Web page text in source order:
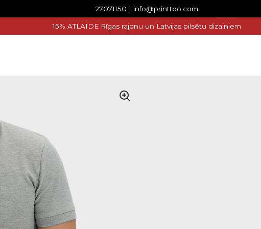
27071150 | info@printtoo.com
15% ATLAIDE Rīgas rajonu un Latvijas pilsētu dizainiem